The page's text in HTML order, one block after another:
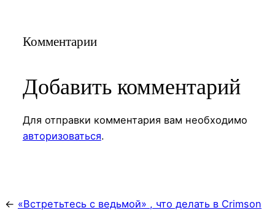
Комментарии
Добавить комментарий
Для отправки комментария вам необходимо
авторизоваться.
← «Встретьтесь с ведьмой» , что делать в Crimson